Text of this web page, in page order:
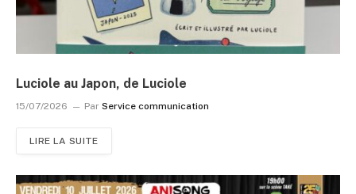
Luciole au Japon, de Luciole
15/07/2026 Par Service communication
LIRE LA SUITE